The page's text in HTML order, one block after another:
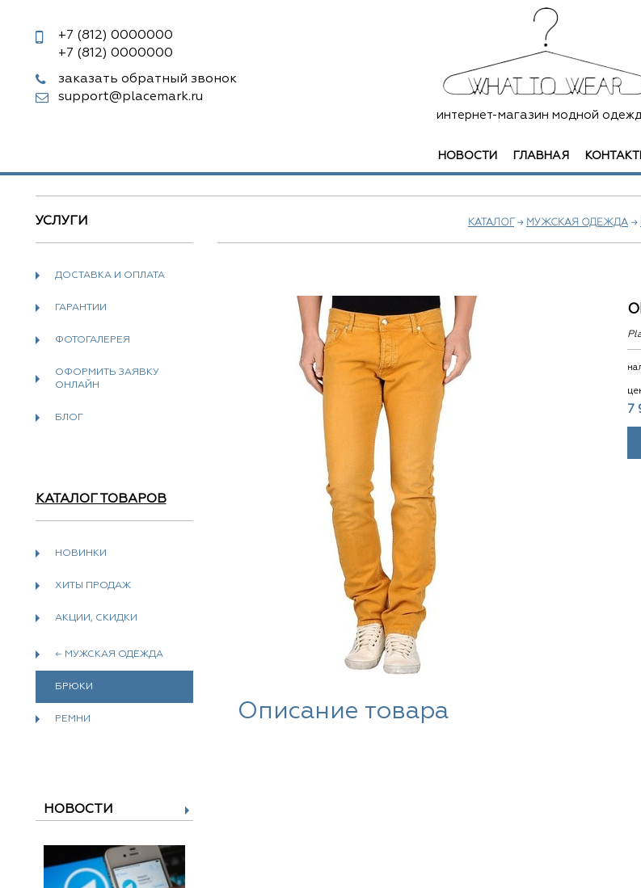
+7 (812) 0000000
+7 (812) 0000000
заказать обратный звонок
support@placemark.ru
интернет-магазин модной
НОВОСТИ ГЛАВНАЯ
УСЛУГИ
ДОСТАВКА И ОПЛАТА
ГАРАНТИИ
ФОТОГАЛЕРЕЯ
ОФОРМИТЬ ЗАЯВКУ
ОНЛАЙН
БЛОГ
КАТАЛОГ ТОВАРОВ
НОВИНКИ
ХИТЫ ПРОДАЖ
АКЦИИ, СКИДКИ
← МУЖСКАЯ ОДЕЖДА
БРЮКИ
РЕМНИ
НОВОСТИ
КАТАЛОГ → МУЖСКАЯ ОДЕЖДА →
7
Описание товара